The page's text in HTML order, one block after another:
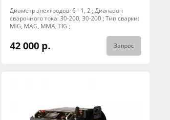
Диаметр электродов: 6 - 1, 2 ; Диапазон
сварочного тока: 30-200, 30-200 ; Тип сварки:
MIG, MAG, MMA, TIG ;
42 000 р. Запрос